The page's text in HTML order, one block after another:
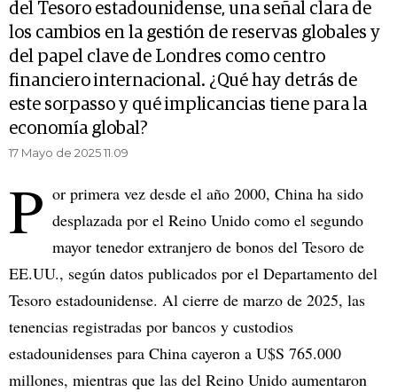
del Tesoro estadounidense, una señal clara de
los cambios en la gestión de reservas globales y
del papel clave de Londres como centro
financiero internacional. ¿Qué hay detrás de
este sorpasso y qué implicancias tiene para la
economía global?
17 Mayo de 2025 11.09
P or primera vez desde el año 2000, China ha sido
desplazada por el Reino Unido como el segundo
mayor tenedor extranjero de bonos del Tesoro de
EE.UU., según datos publicados por el Departamento del
Tesoro estadounidense. Al cierre de marzo de 2025, las
tenencias registradas por bancos y custodios
estadounidenses para China cayeron a U$S 765.000
millones, mientras que las del Reino Unido aumentaron